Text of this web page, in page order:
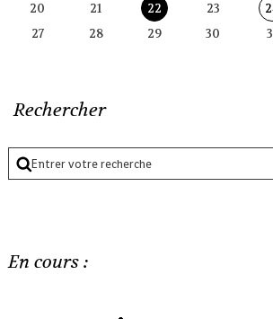
20
21 22 23
27
28 29 30
Rechercher
En cours :